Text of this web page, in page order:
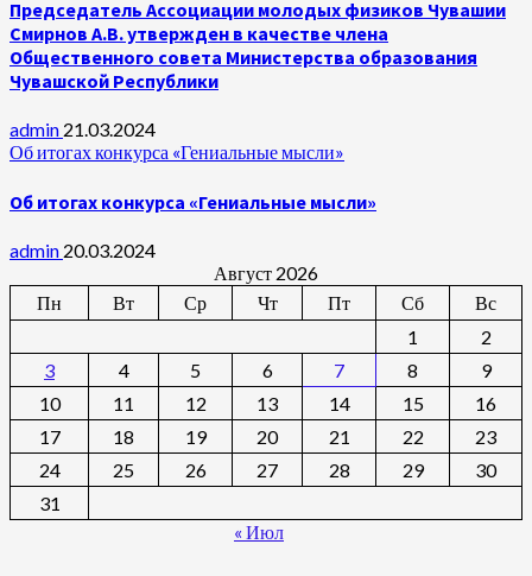
Председатель Ассоциации молодых физиков Чувашии
Смирнов А.В. утвержден в качестве члена
Общественного совета Министерства образования
Чувашской Республики
admin 21.03.2024
Об итогах конкурса «Гениальные мысли»
Об итогах конкурса «Гениальные мысли»
admin 20.03.2024
Август 2026
Пн
Вт Ср Чт Пт Сб
Вс
1
2
3
4 5 6 7 8
9
10
11 12 13 14 15
16
17
18 19 20 21 22
23
24
25 26 27 28 29
30
31
« Июл